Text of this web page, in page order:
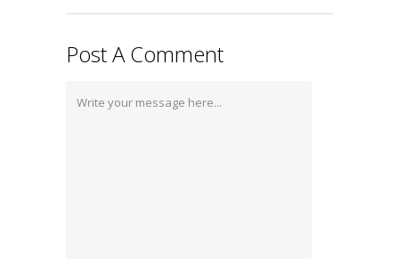
Post A Comment